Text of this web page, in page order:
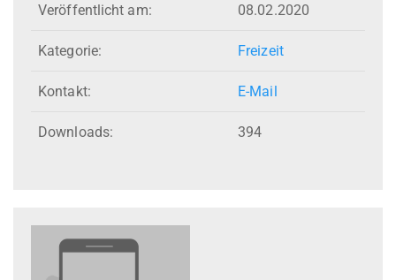
Veröffentlicht am: 08.02.2020
Kategorie: Freizeit
Kontakt: E-Mail
Downloads: 394